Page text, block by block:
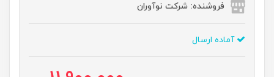
فروشنده: شرکت نوآوران
آماده ارسال